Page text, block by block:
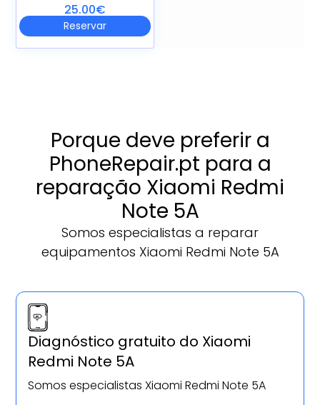
25.00€
Reservar
Porque deve preferir a
PhoneRepair.pt para a
reparação Xiaomi Redmi
Note 5A
Somos especialistas a reparar
equipamentos Xiaomi Redmi Note 5A
Diagnóstico gratuito do Xiaomi
Redmi Note 5A
Somos especialistas Xiaomi Redmi Note 5A